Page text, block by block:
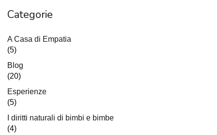
Categorie
A Casa di Empatia
(5)
Blog
(20)
Esperienze
(5)
I diritti naturali di bimbi e bimbe
(4)